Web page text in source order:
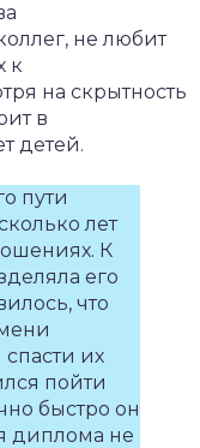
не любит
к
на скрытность
в
детей.
пути
лет
К
его
что
их
пойти
быстро он
диплома не